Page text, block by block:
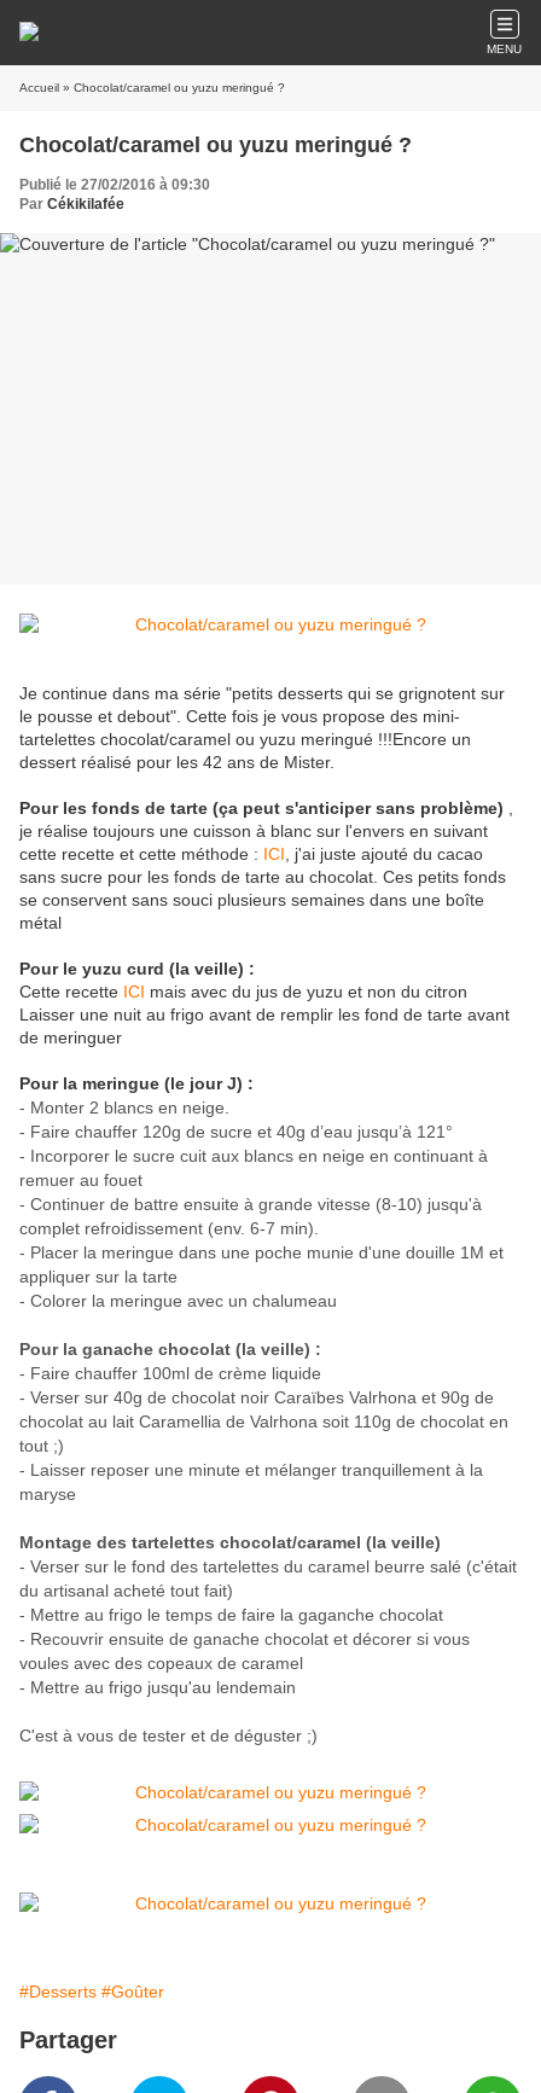
MENU
Accueil » Chocolat/caramel ou yuzu meringué ?
Chocolat/caramel ou yuzu meringué ?
Publié le 27/02/2016 à 09:30
Par Cékikilafée
Je continue dans ma série "petits desserts qui se grignotent sur
le pousse et debout". Cette fois je vous propose des mini-
tartelettes chocolat/caramel ou yuzu meringué !!!Encore un
dessert réalisé pour les 42 ans de Mister.
Pour les fonds de tarte (ça peut s'anticiper sans problème)
je réalise toujours une cuisson à blanc sur l'envers en suivant
cette recette et cette méthode : ICI , j'ai juste ajouté du cacao
sans sucre pour les fonds de tarte au chocolat. Ces petits fonds
se conservent sans souci plusieurs semaines dans une boîte
métal
Pour le yuzu curd (la veille) :
Cette recette ICI mais avec du jus de yuzu et non du citron
Laisser une nuit au frigo avant de remplir les fond de tarte avant
de meringuer
Pour la meringue (le jour J) :
- Monter 2 blancs en neige.
- Faire chauffer 120g de sucre et 40g d’eau jusqu’à 121°
- Incorporer le sucre cuit aux blancs en neige en continuant à
remuer au fouet
- Continuer de battre ensuite à grande vitesse (8-10) jusqu'à
complet refroidissement (env. 6-7 min).
- Placer la meringue dans une poche munie d'une douille 1M et
appliquer sur la tarte
- Colorer la meringue avec un chalumeau
Pour la ganache chocolat (la veille) :
- Faire chauffer 100ml de crème liquide
- Verser sur 40g de chocolat noir Caraïbes Valrhona et 90g de
chocolat au lait Caramellia de Valrhona soit 110g de chocolat en
tout ;)
- Laisser reposer une minute et mélanger tranquillement à la
maryse
Montage des tartelettes chocolat/caramel (la veille)
- Verser sur le fond des tartelettes du caramel beurre salé (c'était
du artisanal acheté tout fait)
- Mettre au frigo le temps de faire la gaganche chocolat
- Recouvrir ensuite de ganache chocolat et décorer si vous
voules avec des copeaux de caramel
- Mettre au frigo jusqu'au lendemain
C'est à vous de tester et de déguster ;)
#Desserts #Goûter
Partager